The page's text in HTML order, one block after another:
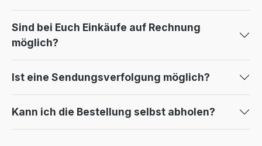
Sind bei Euch Einkäufe auf Rechnung
möglich?
Ist eine Sendungsverfolgung möglich?
Kann ich die Bestellung selbst abholen?